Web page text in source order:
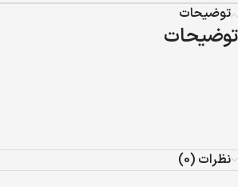
توضیحات
توضیحات
نظرات (0)